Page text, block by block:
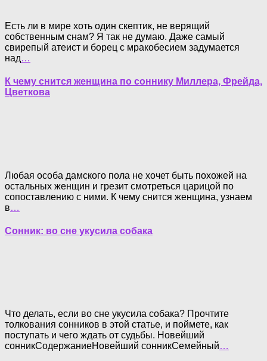
Есть ли в мире хоть один скептик, не верящий
собственным снам? Я так не думаю. Даже самый
свирепый атеист и борец с мракобесием задумается
над…
К чему снится женщина по соннику Миллера, Фрейда,
Цветкова
Любая особа дамского пола не хочет быть похожей на
остальных женщин и грезит смотреться царицой по
сопоставлению с ними. К чему снится женщина, узнаем
в…
Сонник: во сне укусила собака
Что делать, если во сне укусила собака? Прочтите
толкования сонников в этой статье, и поймете, как
поступать и чего ждать от судьбы. Новейший
сонникСодержаниеНовейший сонникСемейный…